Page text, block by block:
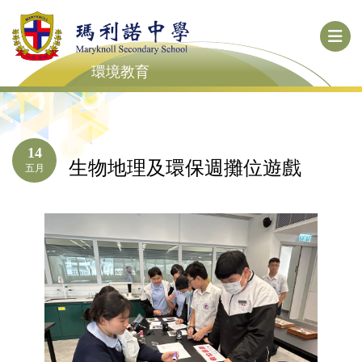
環境教育
14
五月 生物地理及環保週攤位遊戲